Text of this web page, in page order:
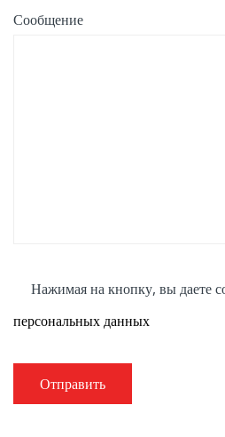
Сообщение
Нажимая на кнопку, вы даете
персональных данных